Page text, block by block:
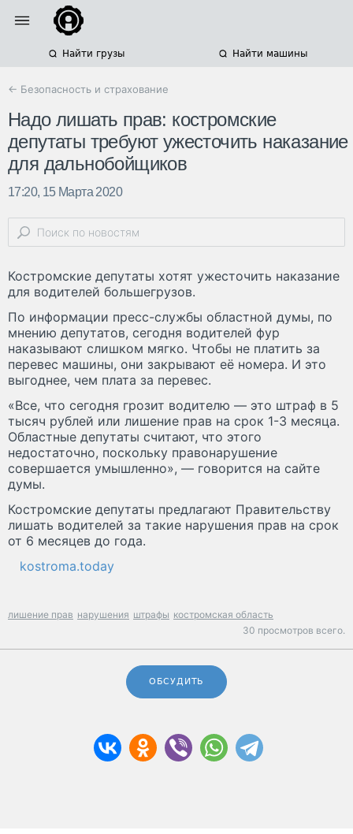
Найти грузы Найти машины
← Безопасность и страхование
Надо лишать прав: костромские
депутаты требуют ужесточить наказание
для дальнобойщиков
17:20, 15 Марта 2020
Костромские депутаты хотят ужесточить наказание
для водителей большегрузов.
По информации пресс-службы областной думы, по
мнению депутатов, сегодня водителей фур
наказывают слишком мягко. Чтобы не платить за
перевес машины, они закрывают её номера. И это
выгоднее, чем плата за перевес.
«Все, что сегодня грозит водителю — это штраф в 5
тысяч рублей или лишение прав на срок 1-3 месяца.
Областные депутаты считают, что этого
недостаточно, поскольку правонарушение
совершается умышленно», — говорится на сайте
думы.
Костромские депутаты предлагают Правительству
лишать водителей за такие нарушения прав на срок
от 6 месяцев до года.
kostroma.today
лишение прав нарушения штрафы костромская область
30 просмотров всего.
ОБСУДИТЬ